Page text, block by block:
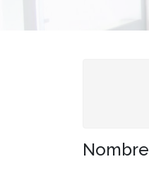
Nombre